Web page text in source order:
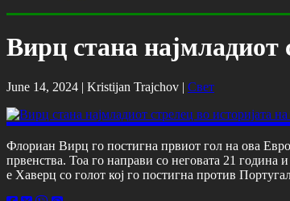
Вирц стана најмладиот
June 14, 2024 | Kristijan Trajchov | Свет
Флориан Вирц го постигна првиот гол на ова
првенства. Тоа го направи со неговата 21 година
е Хаверц со голот кој го постигна против